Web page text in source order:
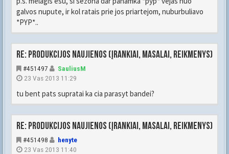
galvos nupute, ir kol ratais prie jos priartejom, nuburbuliavo
*PYP*..
Re: Produkcijos naujienos (įrankiai, masalai, reikmenys)
#451497
SauliusM
23 Vas 2013 11:29
tu bent pats supratai ka cia parasyt bandei?
Re: Produkcijos naujienos (įrankiai, masalai, reikmenys)
#451498
henyte
23 Vas 2013 11:40